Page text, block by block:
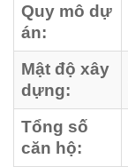
Quy mô dự
án:
Mật độ xây
dựng:
Tổng số
căn hộ: